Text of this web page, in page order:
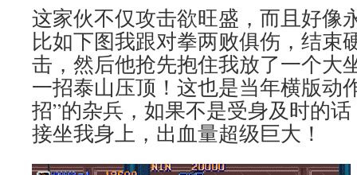
这家伙不仅攻击欲旺盛，而且好像
比如下图我跟对拳两败俱伤，结束
击，然后他抢先抱住我放了一个大
一招泰山压顶！这也是当年横版动
招”的杂兵，如果不是受身及时的
接坐我身上，出血量超级巨大！